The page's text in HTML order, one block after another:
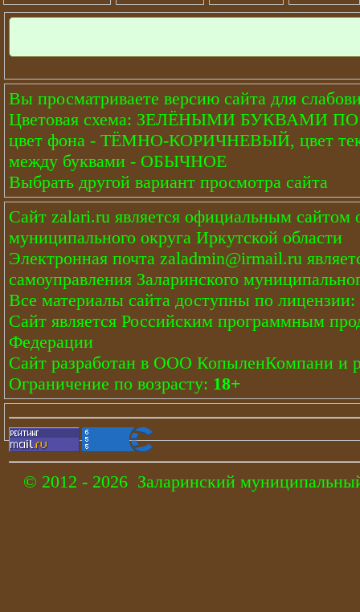
Вы просматриваете версию сайта для
Цветовая схема: ЗЕЛЁНЫМИ БУКВАМИ
цвет фона - ТЁМНО-КОРИЧНЕВЫЙ, цвет
между буквами - ОБЫЧНОЕ
Выбрать другой вариант просмотра сайта
Сайт zalari.ru является официальным сайтом
муниципального округа Иркутской области
Электронная почта zaladmin@irmail.ru
самоуправления Заларинского
Все материалы сайта доступны по лицензии:
Сайт является Российским программным
Федерации
Сайт разработан в ООО КопыленКомпани и
Ограничение по возрасту: 18+
© 2012 - 2026 Заларинский